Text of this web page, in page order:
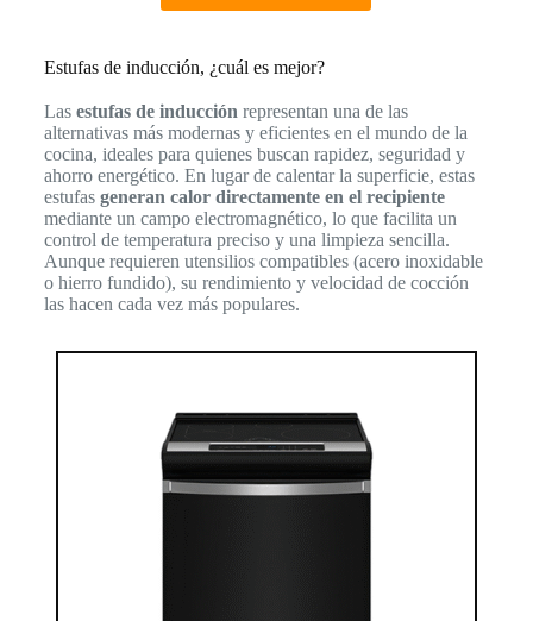
Estufas de inducción, ¿cuál es mejor?
Las estufas de inducciónrepresentan una de las
alternativas más modernas y eficientes en el mundo de la
cocina, ideales para quienes buscan rapidez, seguridad y
ahorro energético. En lugar de calentar la superficie, estas
estufas generan calor directamente en el recipiente
mediante un campo electromagnético, lo que facilita un
control de temperatura preciso y una limpieza sencilla.
Aunque requieren utensilios compatibles (acero inoxidable
o hierro fundido), su rendimiento y velocidad de cocción
las hacen cada vez más populares.